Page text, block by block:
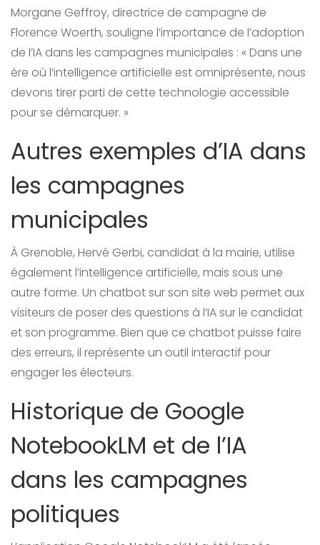
Morgane Geffroy, directrice de campagne de
Florence Woerth, souligne l’importance de l’adoption
de l’IA dans les campagnes municipales : « Dans une
ère où l’intelligence artificielle est omniprésente, nous
devons tirer parti de cette technologie accessible
pour se démarquer. »
Autres exemples d’IA dans
les campagnes
municipales
À Grenoble, Hervé Gerbi, candidat à la mairie, utilise
également l’intelligence artificielle, mais sous une
autre forme. Un chatbot sur son site web permet aux
visiteurs de poser des questions à l’IA sur le candidat
et son programme. Bien que ce chatbot puisse faire
des erreurs, il représente un outil interactif pour
engager les électeurs.
Historique de Google
NotebookLM et de l’IA
dans les campagnes
politiques